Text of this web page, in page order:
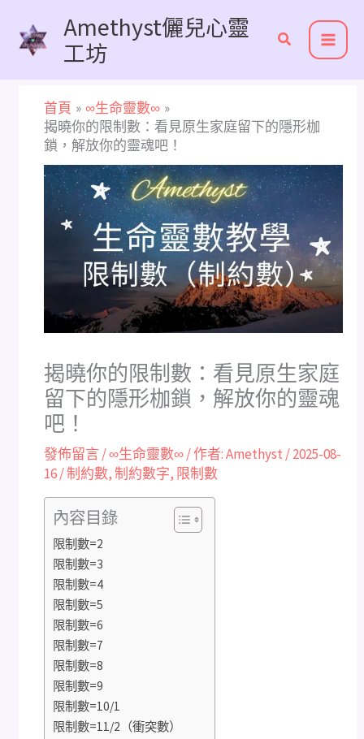
Amethyst儷兒心靈
工坊
首頁
∞生命靈數∞
揭曉你的限制數：看見原生家庭留下的隱形枷
鎖，解放你的靈魂吧！
揭曉你的限制數：看見原生家庭
留下的隱形枷鎖，解放你的靈魂
吧！
發佈留言/∞生命靈數∞/ 作者:Amethyst /2025-08-
16/制約數,制約數字, 限制數
內容目錄
限制數=2
限制數=3
限制數=4
限制數=5
限制數=6
限制數=7
限制數=8
限制數=9
限制數=10/1
限制數=11/2（衝突數）